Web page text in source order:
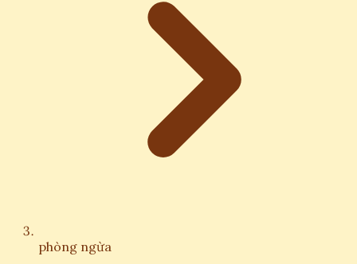
phòng ngừa